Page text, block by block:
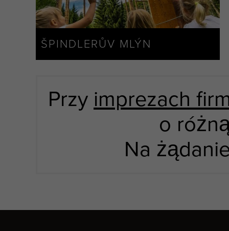
ŠPINDLERŮV MLÝN
Przy imprezach
o
Na